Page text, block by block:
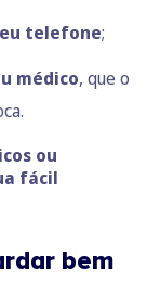
telefone;
médico, que o
ou
fácil
bem